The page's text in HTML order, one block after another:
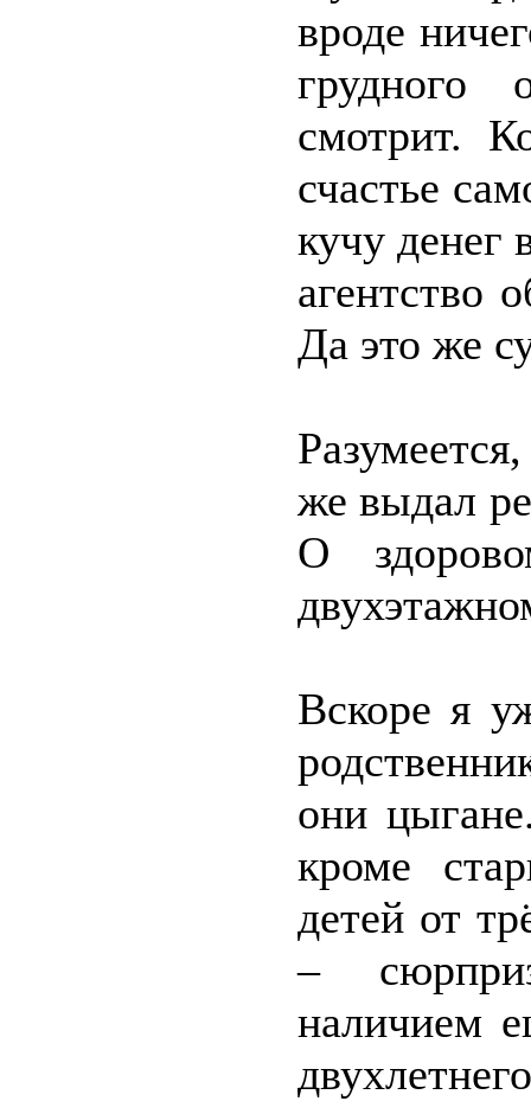
вроде
грудного
смотрит.
счастье
кучу денег
агентство
Да это же
же выдал
О
Вскоре я
они
кроме
детей от
–
наличием